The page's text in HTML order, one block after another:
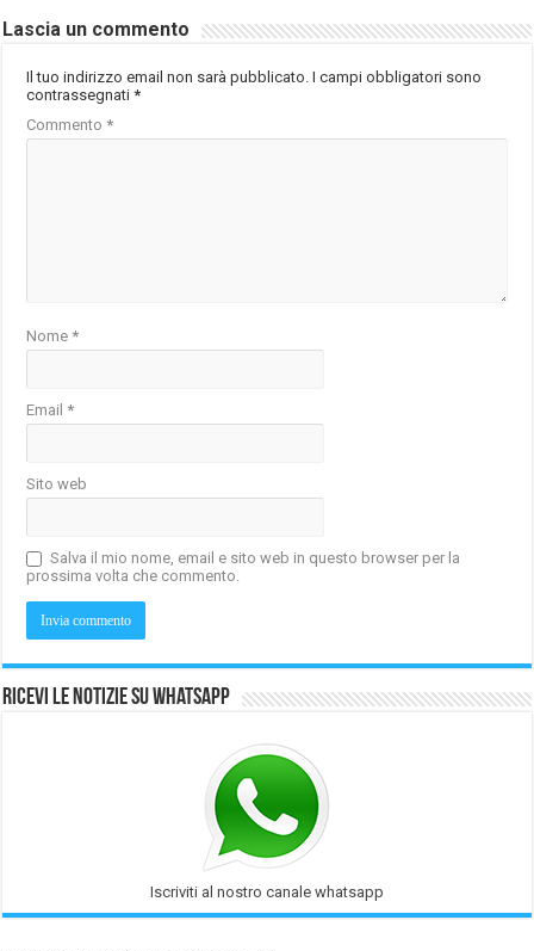
Lascia un commento
Il tuo indirizzo email non sarà pubblicato. I campi obbligatori sono
contrassegnati*
Commento*
Nome*
Email*
Sito web
Salva il mio nome, email e sito web in questo browser per la
prossima volta che commento.
Ricevi le notizie su Whatsapp
Iscriviti al nostro canale whatsapp